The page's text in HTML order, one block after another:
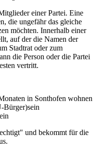
einer Partei. Eine
die ungefähr das gleiche
möchten. Innerhalb einer
auf der die Namen der
Stadtrat oder zum
die Person oder die Partei
vertritt.
in Sonthofen wohnen
Bürger)sein
und bekommt für die